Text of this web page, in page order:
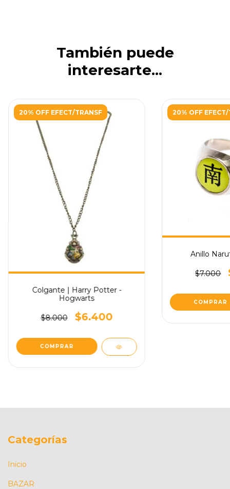
También puede
interesarte...
20% OFF EFECT/TRANSF
Colgante | Harry Potter -
Hogwarts
$8.000 $6.400
20% OFF EFECT/
Anillo
$7.000
COMPRAR
Categorías
Inicio
BAZAR